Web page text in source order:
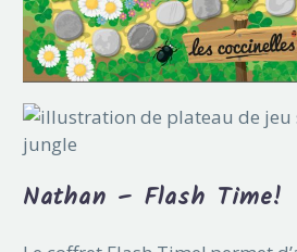
Nathan – Flash Time!